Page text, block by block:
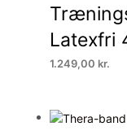
Latexfri
1.249,00 kr.